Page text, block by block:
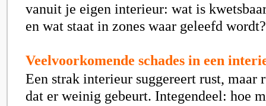
vanuit je eigen interieur: wat is
en wat staat in zones waar geleefd wordt?
Veelvoorkomende schades in een
Een strak interieur suggereert rust, maar
dat er weinig gebeurt. Integendeel: hoe